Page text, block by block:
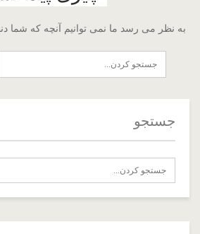
به نظر می رسد ما نمی توانیم آنچه که شما
جستجو